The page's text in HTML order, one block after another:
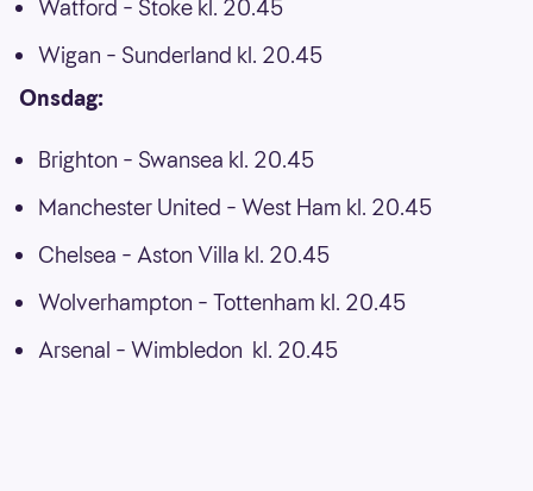
Watford – Stoke kl. 20.45
Wigan – Sunderland kl. 20.45
Onsdag:
Brighton – Swansea kl. 20.45
Manchester United – West Ham kl. 20.45
Chelsea – Aston Villa kl. 20.45
Wolverhampton – Tottenham kl. 20.45
Arsenal – Wimbledon kl. 20.45